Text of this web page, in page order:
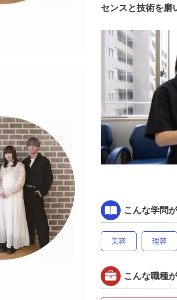
センスと技術を磨
こんな学問
美容 理容
こんな職種